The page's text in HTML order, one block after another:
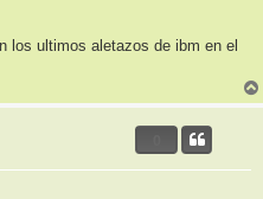
los ultimos aletazos de ibm en el